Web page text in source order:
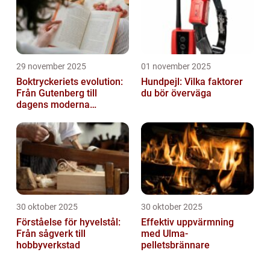
29 november 2025
Boktryckeriets evolution:
Från Gutenberg till
dagens moderna
01 november 2025
Hundpejl: Vilka faktorer
du bör överväga
30 oktober 2025
Förståelse för hyvelstål:
Från sågverk till
hobbyverkstad
30 oktober 2025
Effektiv uppvärmning
med Ulma-
pelletsbrännare